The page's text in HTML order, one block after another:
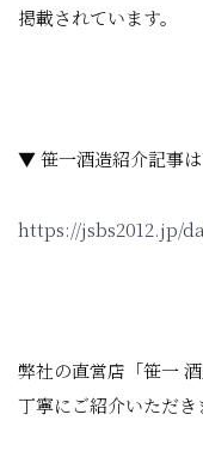
掲載されています。
▼ 笹一酒造紹介記事は
https://jsbs2012.jp/
弊社の直営店「笹一
丁寧にご紹介いただき